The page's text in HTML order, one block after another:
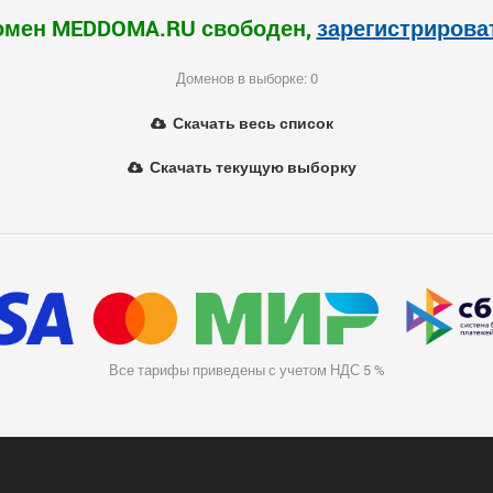
MEDDOMA.RU свободен,
Доменов в выборке: 0
Скачать весь список
Скачать текущую выборку
Все тарифы приведены с учетом НДС 5 %